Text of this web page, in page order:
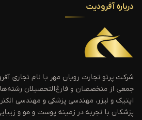
درباره آفرودیت
شرکت پرتو تجارت رویان مهر با نام تجاری
جمعی از متخصصان و فارغ‌التحصیلان
اپتیک و لیزر، مهندسی پزشکی و مهندسی
پزشکان با تجربه در زمینه پوست و مو و